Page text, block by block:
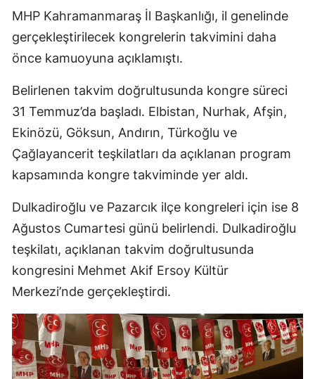
MHP Kahramanmaraş İl Başkanlığı, il genelinde
gerçekleştirilecek kongrelerin takvimini daha
önce kamuoyuna açıklamıştı.
Belirlenen takvim doğrultusunda kongre süreci
31 Temmuz’da başladı. Elbistan, Nurhak, Afşin,
Ekinözü, Göksun, Andırın, Türkoğlu ve
Çağlayancerit teşkilatları da açıklanan program
kapsamında kongre takviminde yer aldı.
Dulkadiroğlu ve Pazarcık ilçe kongreleri için ise 8
Ağustos Cumartesi günü belirlendi. Dulkadiroğlu
teşkilatı, açıklanan takvim doğrultusunda
kongresini Mehmet Akif Ersoy Kültür
Merkezi’nde gerçekleştirdi.